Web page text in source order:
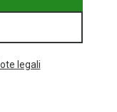
legali